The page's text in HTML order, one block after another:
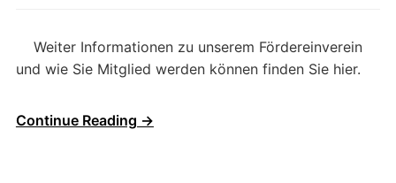
Weiter Informationen zu unserem Fördereinverein
und wie Sie Mitglied werden können finden Sie hier.
Continue Reading →